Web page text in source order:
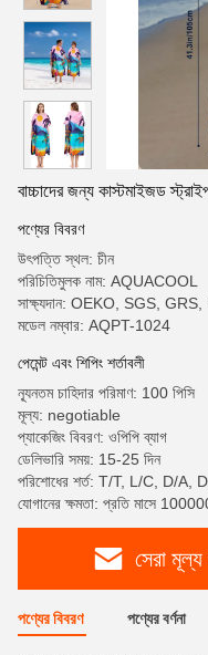
বাচ্চাদের জন্য কাস্টমাইজড
পণ্যের বিবরণ
উৎপত্তি স্থল: চীন
পরিচিতিমুলক নাম: AQUACOOL
সাক্ষ্যদান: OEKO, SGS,
মডেল নম্বার: AQPT-1024
পেমেন্ট এবং শিপিং শর্তাবলী
ন্যূনতম চাহিদার পরিমাণ: 100 পিসি
মূল্য: negotiable
প্যাকেজিং বিবরণ: ওপিপি ব্যাগ
ডেলিভারি সময়: 15-25 দিন
পরিশোধের শর্ত: T/T, L/C, D/A, D/
যোগানের ক্ষমতা: প্রতি মাসে
সেরা মূল্য
পণ্যের বিবরণ পণ্যের বর্ণনা